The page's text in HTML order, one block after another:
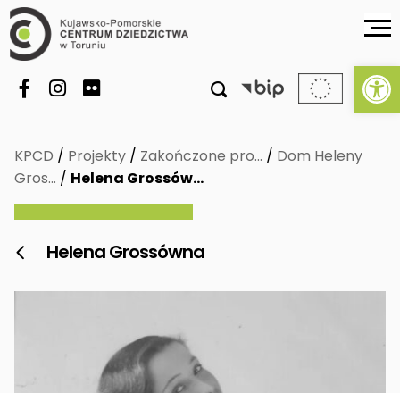

KPCD / Projekty / Zakończone pro… / Dom Heleny
Gros… / Helena Grossów…
 Helena Grossówna